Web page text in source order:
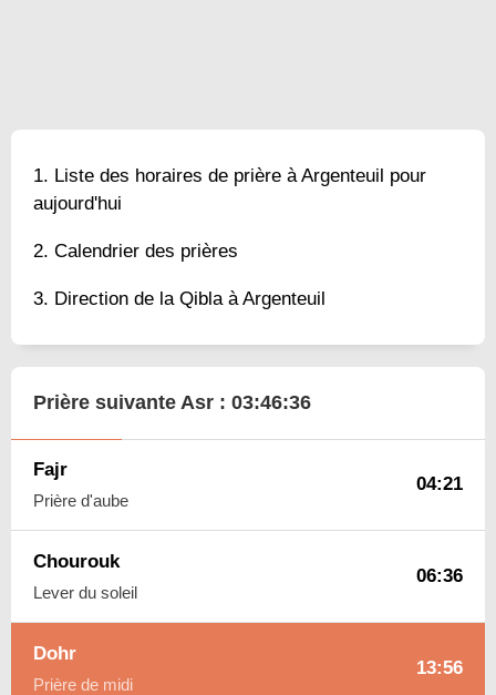
Liste des horaires de prière à Argenteuil pour
aujourd'hui
Calendrier des prières
Direction de la Qibla à Argenteuil
Prière suivante Asr : 03:46:35
Fajr
Prière d'aube
04:21
Chourouk
Lever du soleil
06:36
Dohr
Prière de midi
13:56